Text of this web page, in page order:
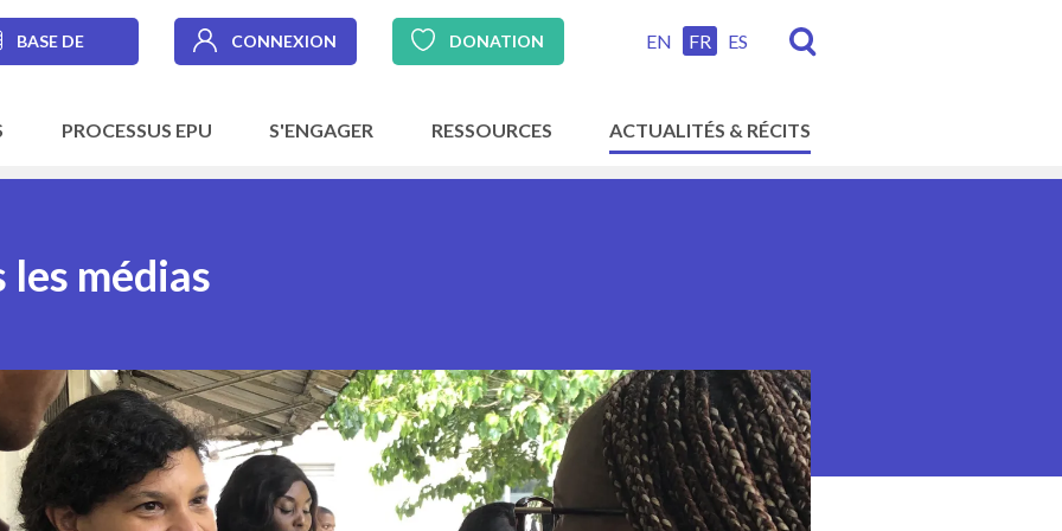
BASE DE CONNEXION DONATION EN FR ES
PROCESSUS EPU S'ENGAGER RESSOURCES ACTUALITÉS & RÉCITS
les médias